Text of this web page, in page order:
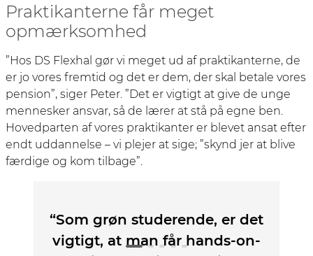
Praktikanterne får meget
opmærksomhed
”Hos DS Flexhal gør vi meget ud af praktikanterne, de
er jo vores fremtid og det er dem, der skal betale vores
pension”, siger Peter. ”Det er vigtigt at give de unge
mennesker ansvar, så de lærer at stå på egne ben.
Hovedparten af vores praktikanter er blevet ansat efter
endt uddannelse – vi plejer at sige; ”skynd jer at blive
færdige og kom tilbage”.
“Som grøn studerende, er det
vigtigt, at man får hands-on-